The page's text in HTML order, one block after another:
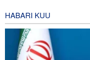
HABARI KUU